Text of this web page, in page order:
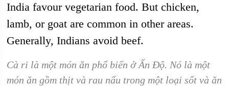
India favour vegetarian food. But chicken,
lamb, or goat are common in other areas.
Generally, Indians avoid beef.
Cà ri là một món ăn phổ biến ở Ấn Độ. Nó là một
món ăn gồm thịt và rau nấu trong một loại sốt và ăn